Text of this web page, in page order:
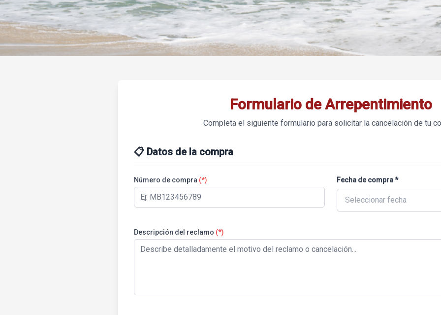
Formulario de Arrepentimiento
Completa el siguiente formulario para solicitar la cancelación de tu
📋 Datos de la compra
Número de compra (*) Fecha de compra *
Seleccionar fecha
Descripción del reclamo (*)